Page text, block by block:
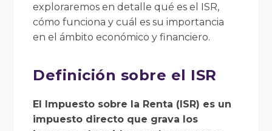
exploraremos en detalle qué es el ISR,
cómo funciona y cuál es su importancia
en el ámbito económico y financiero.
Definición sobre el ISR
El Impuesto sobre la Renta (ISR) es un
impuesto directo que grava los